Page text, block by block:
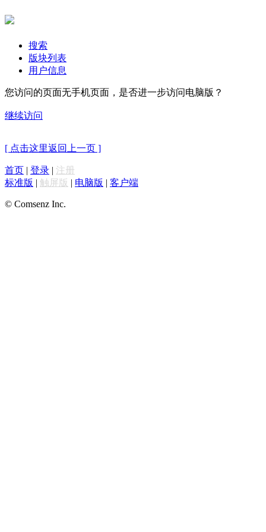
搜索
版块列表
用户信息
您访问的页面无手机页面，是否进一步访问电脑版？
继续访问
[ 点击这里返回上一页 ]
首页 | 登录 | 注册
标准版 | 触屏版 | 电脑版 | 客户端
© Comsenz Inc.